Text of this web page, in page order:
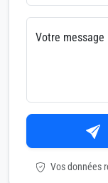
Votre
Vos données